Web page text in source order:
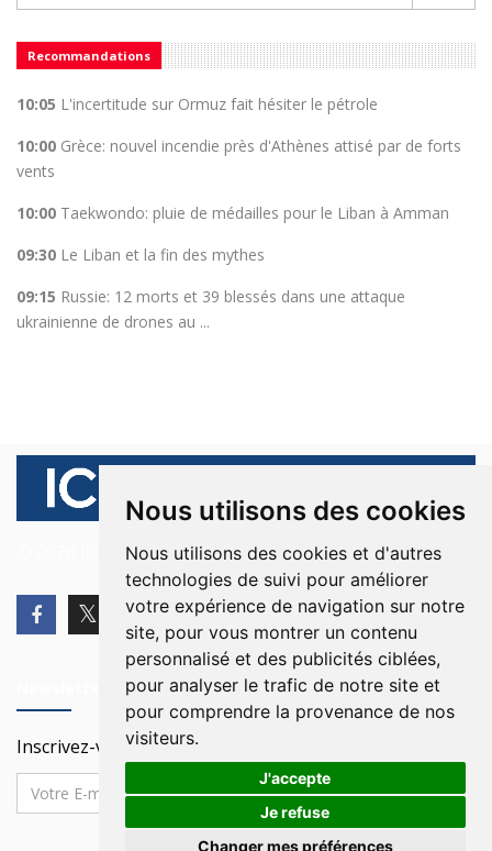
Nous utilisons des cookies
Nous utilisons des cookies et d'autres
technologies de suivi pour améliorer
votre expérience de navigation sur notre
site, pour vous montrer un contenu
personnalisé et des publicités ciblées,
pour analyser le trafic de notre site et
pour comprendre la provenance de nos
visiteurs.
J'accepte
Je refuse
Changer mes préférences
Recommandations
10:05 L'incertitude sur Ormuz fait hésiter le pétrole
10:00 Grèce: nouvel incendie près d'Athènes attisé par de forts
vents
10:00 Taekwondo: pluie de médailles pour le Liban à Amman
09:30 Le Liban et la fin des mythes
09:15 Russie: 12 morts et 39 blessés dans une attaque
ukrainienne de drones au ...
© 2026 Ici Beyrouth. Tous les droits sont réservés.
Inscrivez-vous à notre Newsletter